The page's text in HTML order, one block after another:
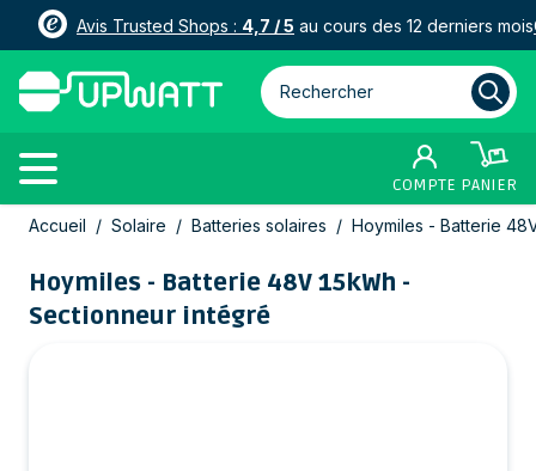
Avis Trusted Shops : 4,7 / 5 au cours des 12 derniers mois
Rechercher parmi plus de
COMPTE PANIER
Allez au contenu
Accueil / Solaire / Batteries solaires / Hoymiles - Batterie
Hoymiles - Batterie 48V 15kWh -
Sectionneur intégré